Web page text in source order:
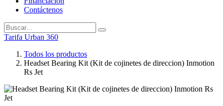
Contáctenos
Tarifa Urban 360
Todos los productos
Headset Bearing Kit (Kit de cojinetes de direccion) Inmotion
Rs Jet